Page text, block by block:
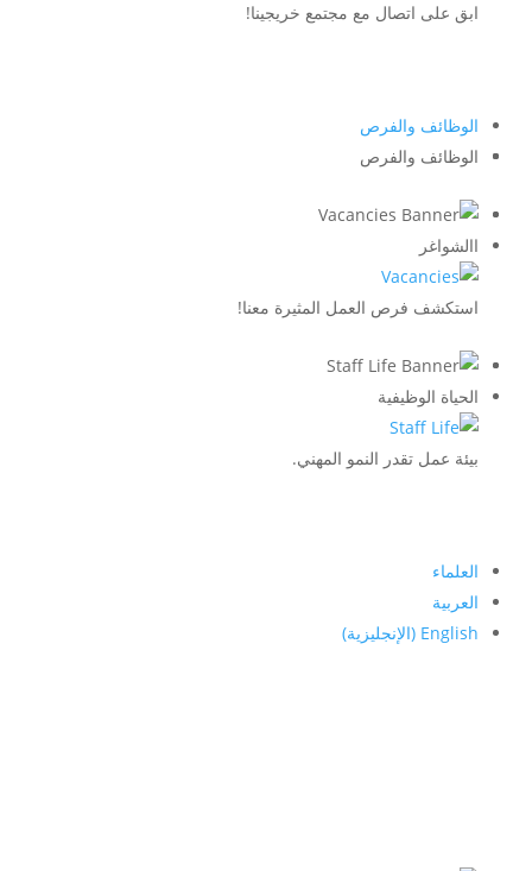
ابق على اتصال مع مجتمع خريجينا!
الوظائف والفرص
الوظائف والفرص
االشواغر
استكشف فرص العمل المثيرة معنا!
الحياة الوظيفية
بيئة عمل تقدر النمو المهني.
العلماء
العربية
English
(الإنجليزية)